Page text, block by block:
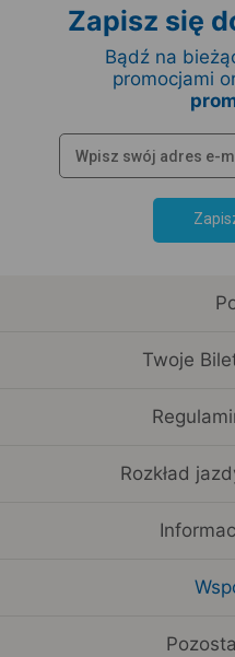
Zapisz się
Bądź na
promocjami
Twoje
Rozkład